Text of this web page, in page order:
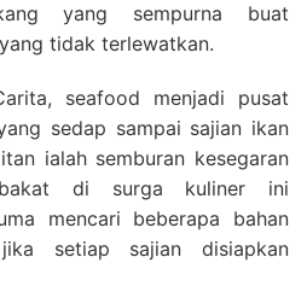
yang sempurna buat
tidak terlewatkan.
seafood menjadi pusat
sedap sampai sajian ikan
ialah semburan kesegaran
di surga kuliner ini
mencari beberapa bahan
setiap sajian disiapkan